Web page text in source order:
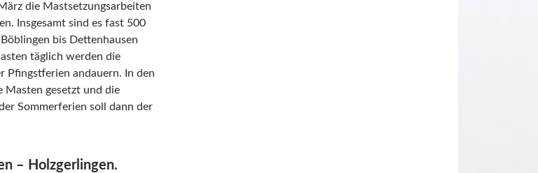
die Mastsetzungsarbeiten
Insgesamt sind es fast 500
bis Dettenhausen
täglich werden die
Pfingstferien andauern. In den
Masten gesetzt und die
Sommerferien soll dann der
– Holzgerlingen.